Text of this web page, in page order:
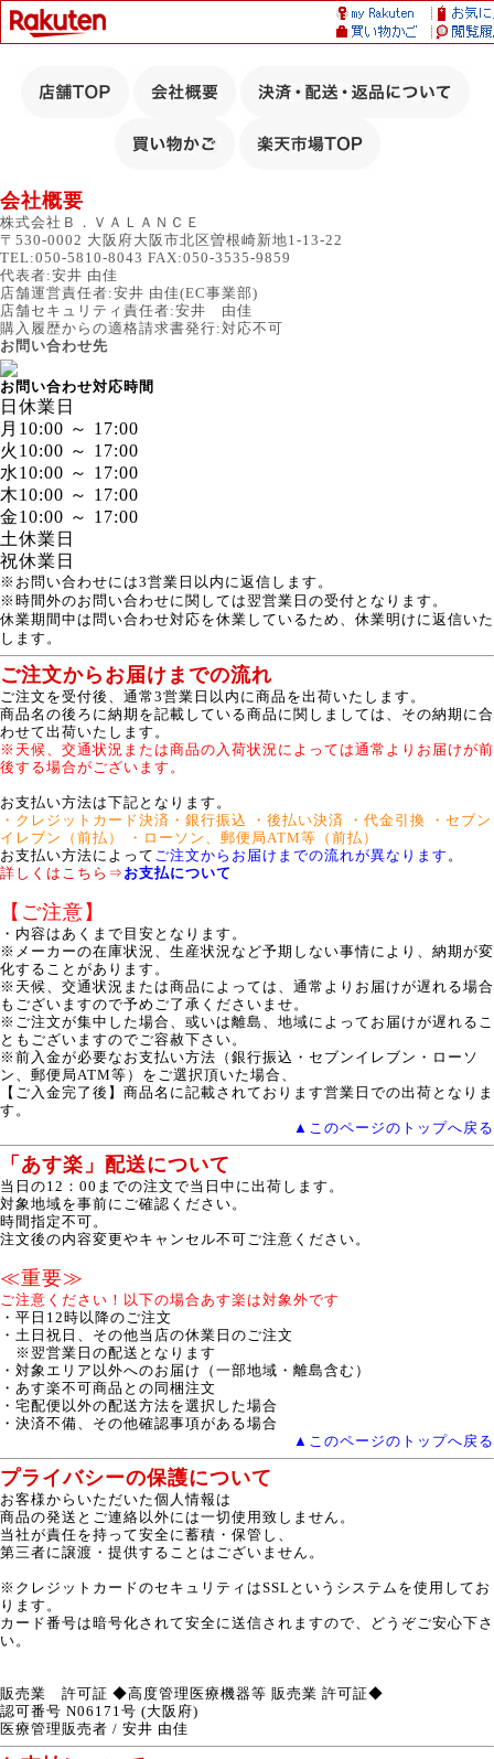
会社概要
株式会社Ｂ．ＶＡＬＡＮＣＥ
〒530-0002 大阪府大阪市北区曽根崎新地1-13-22
TEL:050-5810-8043 FAX:050-3535-9859
代表者:安井 由佳
店舗運営責任者:安井 由佳(EC事業部)
店舗セキュリティ責任者:安井 由佳
購入履歴からの適格請求書発行:対応不可
お問い合わせ先
お問い合わせ対応時間
日 休業日
月 10:00 ～ 17:00
火 10:00 ～ 17:00
水10:00 ～ 17:00
木10:00 ～ 17:00
金10:00 ～ 17:00
土休業日
祝休業日
※お問い合わせには3営業日以内に返信します。
※時間外のお問い合わせに関しては翌営業日の受付となります。
休業期間中は問い合わせ対応を休業しているため、休業明けに返信いた
します。
ご注文からお届けまでの流れ
ご注文を受付後、通常3営業日以内に商品を出荷いたします。
商品名の後ろに納期を記載している商品に関しましては、その納期に合
わせて出荷いたします。
※天候、交通状況または商品の入荷状況によっては通常よりお届けが前
後する場合がございます。
お支払い方法は下記となります。
・クレジットカード決済 ・銀行振込 ・後払い決済 ・代金引換
・セブン
イレブン（前払）
・ローソン、郵便局ATM等（前払）
お支払い方法によって ご注文からお届けまでの流れが異なります 。
詳しくはこちら⇒ お支払について
【ご注意】
・内容はあくまで目安となります。
※メーカーの在庫状況、生産状況など予期しない事情により、納期が変
化することがあります。
※天候、交通状況または商品によっては、通常よりお届けが遅れる場合
もございますので予めご了承くださいませ。
※ご注文が集中した場合、或いは離島、地域によってお届けが遅れるこ
ともございますのでご容赦下さい。
※前入金が必要なお支払い方法（銀行振込・セブンイレブン・ローソ
ン、郵便局ATM等）をご選択頂いた場合、
【ご入金完了後】商品名に記載されております営業日での出荷となりま
す。
▲このページのトップへ戻る
「あす楽」配送について
当日の12：00までの注文で当日中に出荷します。
対象地域を事前にご確認ください。
時間指定不可。
注文後の内容変更やキャンセル不可ご注意ください。
≪重要≫
ご注意ください！以下の場合あす楽は対象外です
・平日12時以降のご注文
・土日祝日、その他当店の休業日のご注文
※翌営業日の配送となります
・対象エリア以外へのお届け（一部地域・離島含む）
・あす楽不可商品との同梱注文
・宅配便以外の配送方法を選択した場合
・決済不備、その他確認事項がある場合
▲このページのトップへ戻る
プライバシーの保護について
お客様からいただいた個人情報は
商品の発送とご連絡以外には一切使用致しません。
当社が責任を持って安全に蓄積・保管し、
第三者に譲渡・提供することはございません。
※クレジットカードのセキュリティはSSLというシステムを使用してお
ります。
カード番号は暗号化されて安全に送信されますので、どうぞご安心下さ
い。
販売業 許可証 ◆高度管理医療機器等 販売業 許可証◆
認可番号 N06171号 (大阪府)
医療管理販売者 / 安井 由佳